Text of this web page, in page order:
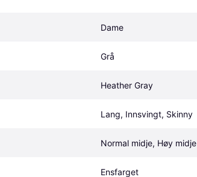
Dame
Grå
Heather Gray
Lang, Innsvingt, Skinny
Normal midje, Høy midje
Ensfarget